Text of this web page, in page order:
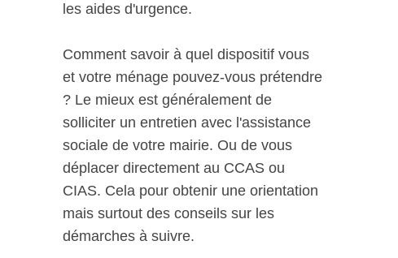
les aides d'urgence.
Comment savoir à quel dispositif vous
et votre ménage pouvez-vous prétendre
? Le mieux est généralement de
solliciter un entretien avec l'assistance
sociale de votre mairie. Ou de vous
déplacer directement au CCAS ou
CIAS. Cela pour obtenir une orientation
mais surtout des conseils sur les
démarches à suivre.